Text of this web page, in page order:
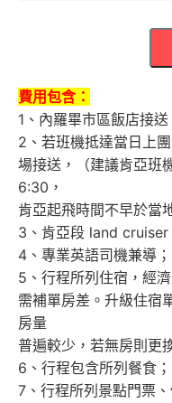
費用包含：
1、內羅畢市區飯店接送
2、若班機抵達當日上
場接送，（建議肯亞班
6:30，
肯亞起飛時間不早於當
3、肯亞段 land cruiser
4、專業英語司機兼導；
5、行程所列住宿，經
需補單房差。升級住宿
房量
普遍較少，若無房則更
6、行程包含所列餐食；
7、行程所列景點門票